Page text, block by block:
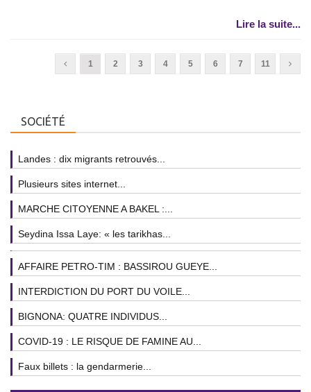
Lire la suite...
1 2 3 4 5 6 7 11
SOCIÉTÉ
Landes : dix migrants retrouvés...
Plusieurs sites internet...
MARCHE CITOYENNE A BAKEL :...
Seydina Issa Laye: « les tarikhas...
AFFAIRE PETRO-TIM : BASSIROU GUEYE...
INTERDICTION DU PORT DU VOILE...
BIGNONA: QUATRE INDIVIDUS...
COVID-19 : LE RISQUE DE FAMINE AU...
Faux billets : la gendarmerie...